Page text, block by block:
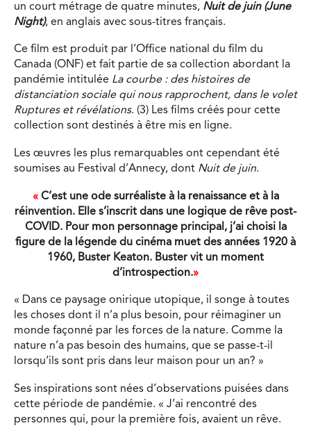
un court métrage de quatre minutes, Nuit de juin (June
Night), en anglais avec sous-titres français.
Ce film est produit par l’Office national du film du
Canada (ONF) et fait partie de sa collection abordant la
pandémie intitulée La courbe : des histoires de
distanciation sociale qui nous rapprochent, dans le volet
Ruptures et révélations. (3) Les films créés pour cette
collection sont destinés à être mis en ligne.
Les œuvres les plus remarquables ont cependant été
soumises au Festival d’Annecy, dont Nuit de juin.
«C’est une ode surréaliste à la renaissance et à la
réinvention. Elle s’inscrit dans une logique de rêve post-
COVID. Pour mon personnage principal, j’ai choisi la
figure de la légende du cinéma muet des années 1920 à
1960, Buster Keaton. Buster vit un moment
d’introspection.»
« Dans ce paysage onirique utopique, il songe à toutes
les choses dont il n’a plus besoin, pour réimaginer un
monde façonné par les forces de la nature. Comme la
nature n’a pas besoin des humains, que se passe-t-il
lorsqu’ils sont pris dans leur maison pour un an? »
Ses inspirations sont nées d’observations puisées dans
cette période de pandémie. « J’ai rencontré des
personnes qui, pour la première fois, avaient un rêve.